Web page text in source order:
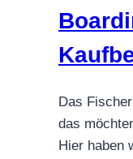
Das
das
Hier haben